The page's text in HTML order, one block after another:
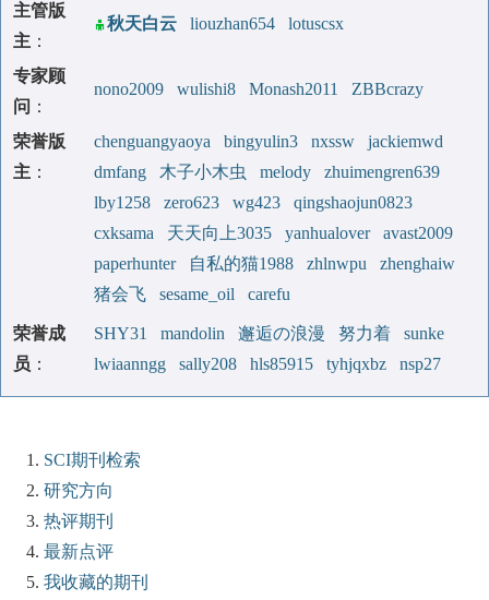
主管版
主 ：
秋天白云 liouzhan654 lotuscsx
专家顾
问 ：
nono2009 wulishi8 Monash2011 ZBBcrazy
荣誉版
主 ：
chenguangyaoya bingyulin3 nxssw
jackiemwd
dmfang
木子小木虫 melody
zhuimengren639
lby1258
zero623 wg423
qingshaojun0823
cxksama
天天向上3035 yanhualover
avast2009
paperhunter
自私的猫1988 zhlnwpu
zhenghaiw
猪会飞
sesame_oil carefu
荣誉成
员 ：
SHY31 mandolin 邂逅の浪漫 努力着
sunke
lwiaanngg
sally208 hls85915 tyhjqxbz nsp27
SCI期刊检索
研究方向
热评期刊
最新点评
我收藏的期刊